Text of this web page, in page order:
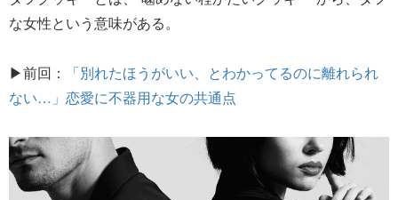
な女性という意味がある。
▶前回：
「別れたほうがいい、とわかってるのに離れられ
ない…」恋愛に不器用な女の共通点